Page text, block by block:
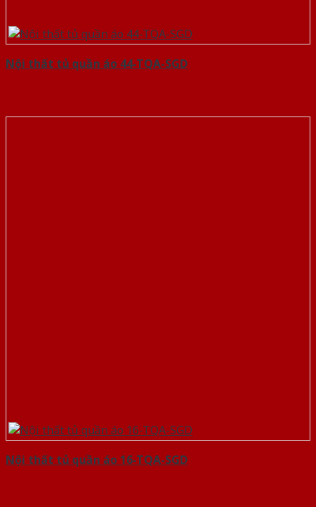
Nội thất tủ quần áo 44-TQA-SGD
Nội thất tủ quần áo 16-TQA-SGD